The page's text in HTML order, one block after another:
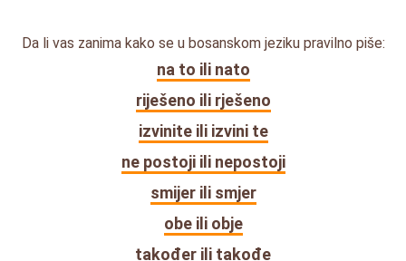
Da li vas zanima kako se u bosanskom jeziku pravilno piše:
na to ili nato
riješeno ili rješeno
izvinite ili izvini te
ne postoji ili nepostoji
smijer ili smjer
obe ili obje
također ili takođe